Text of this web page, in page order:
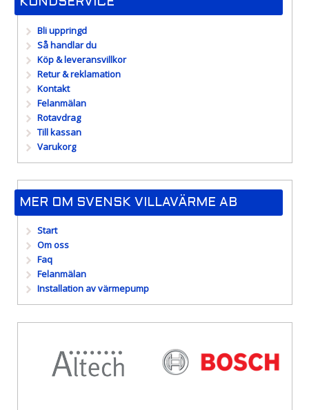
KUNDSERVICE
Bli uppringd
Så handlar du
Köp & leveransvillkor
Retur & reklamation
Kontakt
Felanmälan
Rotavdrag
Till kassan
Varukorg
MER OM SVENSK VILLAVÄRME AB
Start
Om oss
Faq
Felanmälan
Installation av värmepump